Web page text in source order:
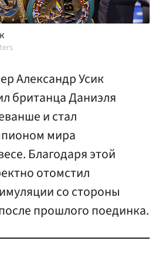
Александр Усик
британца Даниэля
и стал
мира
Благодаря этой
отомстил
со стороны
прошлого поединка.